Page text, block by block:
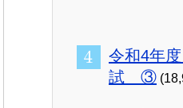
令和4年
試 ③